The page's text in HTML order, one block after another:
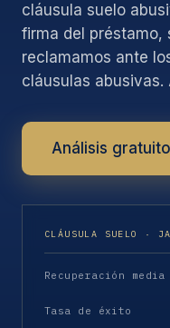
cláusula suelo
firma del préstamo,
reclamamos ante
cláusulas
Análisis
CLÁUSULA SUELO ·
Recuperación media
Tasa de éxito